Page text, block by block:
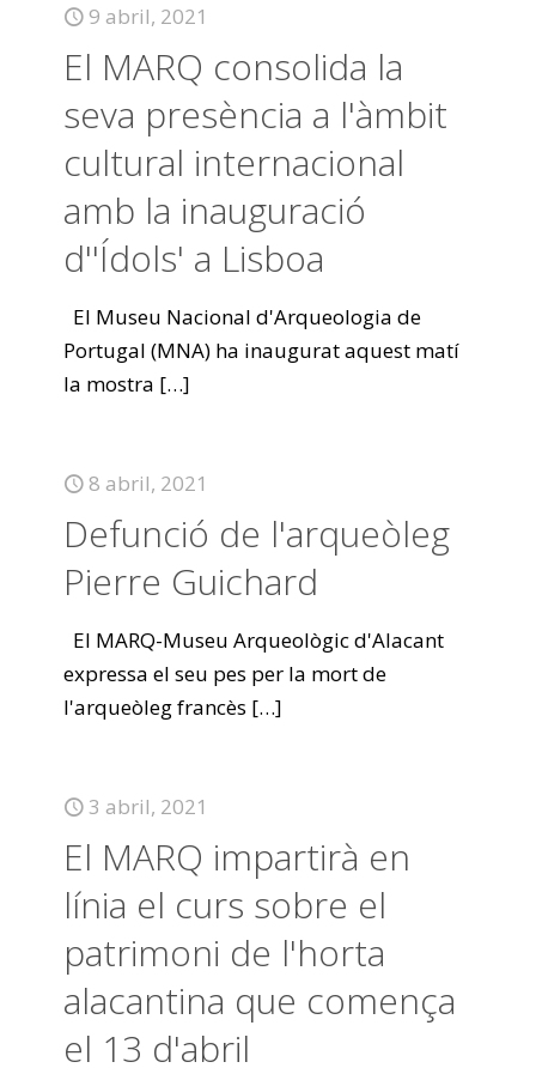
9 abril, 2021
El MARQ consolida la
seva presència a l'àmbit
cultural internacional
amb la inauguració
d''Ídols' a Lisboa
El Museu Nacional d'Arqueologia de
Portugal (MNA) ha inaugurat aquest matí
la mostra […]
8 abril, 2021
Defunció de l'arqueòleg
Pierre Guichard
El MARQ-Museu Arqueològic d'Alacant
expressa el seu pes per la mort de
l'arqueòleg francès […]
3 abril, 2021
El MARQ impartirà en
línia el curs sobre el
patrimoni de l'horta
alacantina que comença
el 13 d'abril